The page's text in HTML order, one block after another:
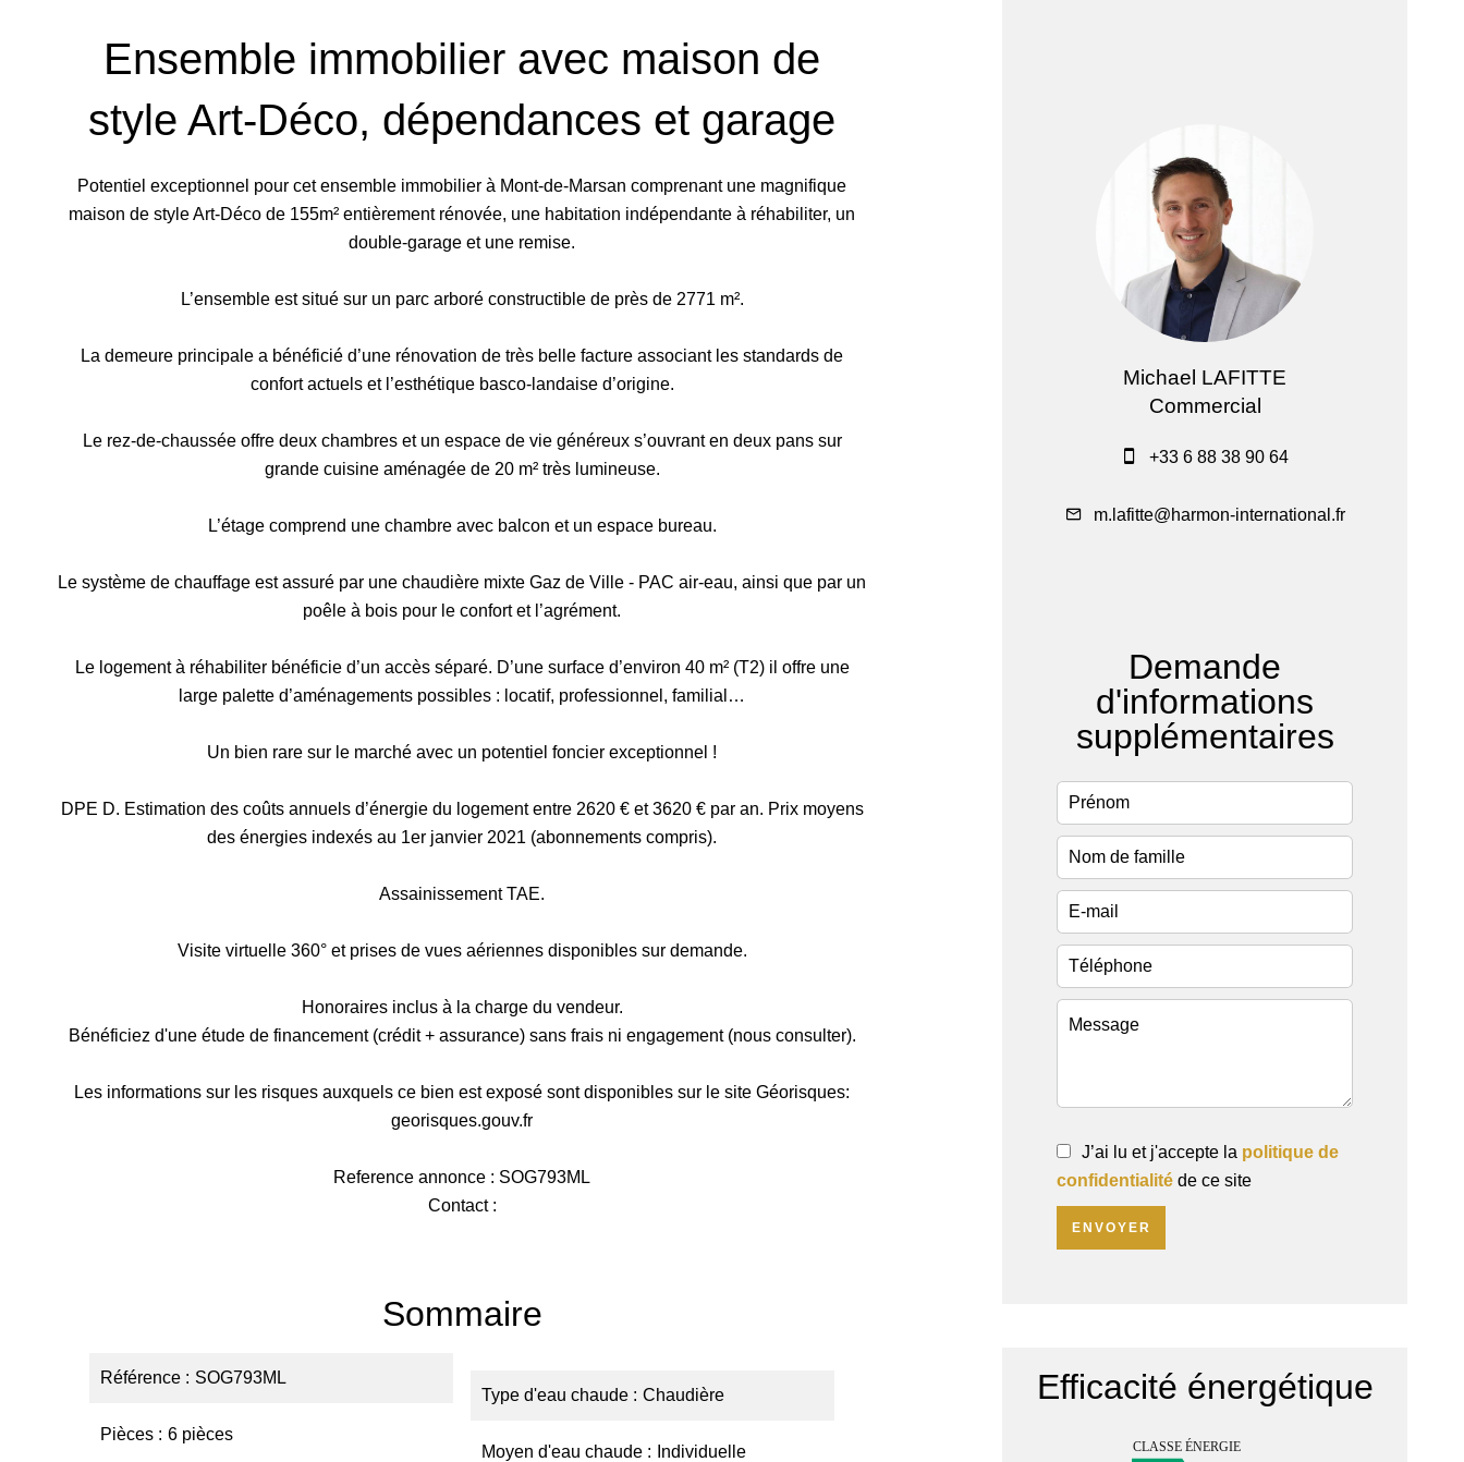
Ensemble immobilier avec maison de
style Art-Déco, dépendances et garage
Potentiel exceptionnel pour cet ensemble immobilier à Mont-de-Marsan comprenant une magnifique
maison de style Art-Déco de 155m² entièrement rénovée, une habitation indépendante à réhabiliter, un
double-garage et une remise.
L’ensemble est situé sur un parc arboré constructible de près de 2771 m².
La demeure principale a bénéficié d’une rénovation de très belle facture associant les standards de
confort actuels et l’esthétique basco-landaise d’origine.
Le rez-de-chaussée offre deux chambres et un espace de vie généreux s’ouvrant en deux pans sur
grande cuisine aménagée de 20 m² très lumineuse.
L’étage comprend une chambre avec balcon et un espace bureau.
Le système de chauffage est assuré par une chaudière mixte Gaz de Ville - PAC air-eau, ainsi que par un
poêle à bois pour le confort et l’agrément.
Le logement à réhabiliter bénéficie d’un accès séparé. D’une surface d’environ 40 m² (T2) il offre une
large palette d’aménagements possibles : locatif, professionnel, familial…
Un bien rare sur le marché avec un potentiel foncier exceptionnel !
DPE D. Estimation des coûts annuels d’énergie du logement entre 2620 € et 3620 € par an. Prix moyens
des énergies indexés au 1er janvier 2021 (abonnements compris).
Assainissement TAE.
Visite virtuelle 360° et prises de vues aériennes disponibles sur demande.
Honoraires inclus à la charge du vendeur.
Bénéficiez d'une étude de financement (crédit + assurance) sans frais ni engagement (nous consulter).
Les informations sur les risques auxquels ce bien est exposé sont disponibles sur le site Géorisques:
georisques.gouv.fr
Reference annonce : SOG793ML
Contact :
Sommaire
Référence SOG793ML
Pièces 6 pièces
Type d'eau chaude Chaudière
Moyen d'eau chaude Individuelle
Michael LAFITTE
Commercial
+33 6 88 38 90 64
m.lafitte@harmon-international.fr
Demande
d'informations
supplémentaires
J’ai lu et j'accepte la politique de
confidentialité de ce site
ENVOYER
Efficacité énergétique